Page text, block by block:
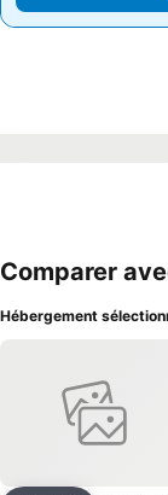
Comparer
Hébergement